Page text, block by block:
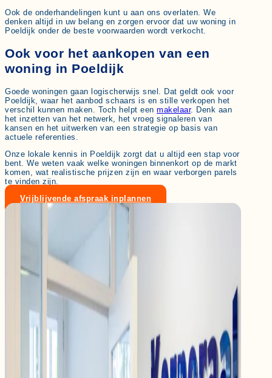
Ook de onderhandelingen kunt u aan ons overlaten. We
denken altijd in uw belang en zorgen ervoor dat uw woning in
Poeldijk onder de beste voorwaarden wordt verkocht.
Ook voor het aankopen van een
woning in Poeldijk
Goede woningen gaan logischerwijs snel. Dat geldt ook voor
Poeldijk, waar het aanbod schaars is en stille verkopen het
verschil kunnen maken. Toch helpt een makelaar. Denk aan
het inzetten van het netwerk, het vroeg signaleren van
kansen en het uitwerken van een strategie op basis van
actuele referenties.
Onze lokale kennis in Poeldijk zorgt dat u altijd een stap voor
bent. We weten vaak welke woningen binnenkort op de markt
komen, wat realistische prijzen zijn en waar verborgen parels
te vinden zijn.
Vrijblijvende afspraak inplannen